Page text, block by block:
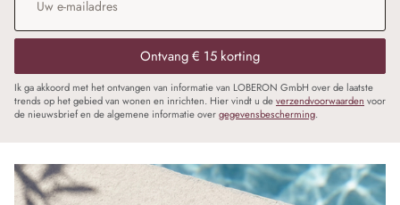
Ontvang € 15 korting
Ik ga akkoord met het ontvangen van informatie van LOBERON GmbH over de laatste
trends op het gebied van wonen en inrichten. Hier vindt u deverzendvoorwaarden voor
de nieuwsbrief en de algemene informatie overgegevensbescherming.